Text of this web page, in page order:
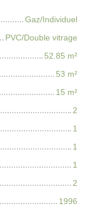
Gaz/Individuel
PVC/Double vitrage
52.85 m²
53 m²
15 m²
2
1
1
1
2
1996